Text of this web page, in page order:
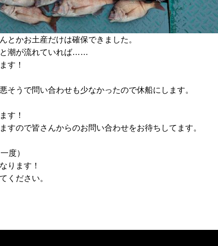
とかお土産だけは確保できました。
と潮が流れていれば……
す！
そうで問い合わせも少なかったので休船にします。
す！
すので皆さんからのお問い合わせをお待ちしてます。
度）
ります！
ください。